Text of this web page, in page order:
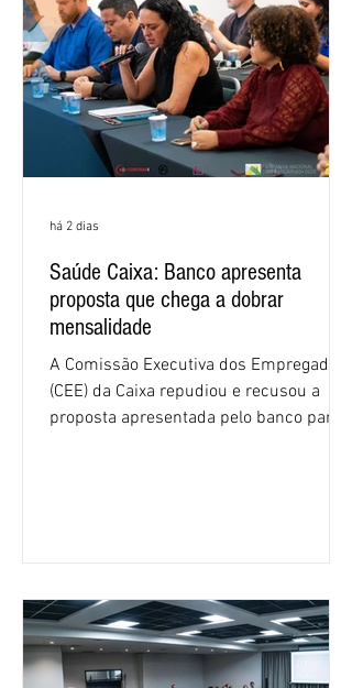
Saúde Caixa: Banco apresenta
proposta que chega a dobrar
mensalidade
A Comissão Executiva dos Empregados
(CEE) da Caixa repudiou e recusou a
proposta apresentada pelo banco para o
negociações das empregadas e dos
empregados exigiram que a Caixa refaça
os cálculos e apresente uma nova
proposta. O entendimento é que a
há 2 dias